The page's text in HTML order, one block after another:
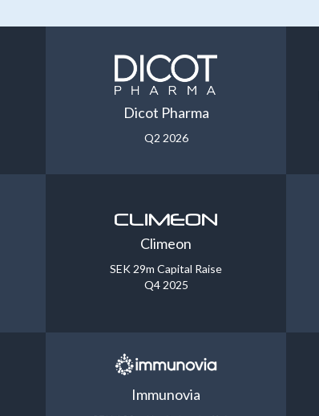
Dicot Pharma
Q2 2026
Climeon
SEK 29m Capital Raise
Q4 2025
Immunovia